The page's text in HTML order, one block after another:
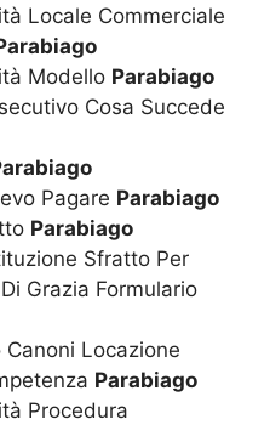
Locale Commerciale
Modello Parabiago
Cosa Succede
Pagare Parabiago
Parabiago
Sfratto Per
Grazia Formulario
Locazione
Parabiago
Procedura